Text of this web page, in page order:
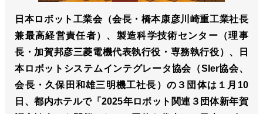
日本ロボット工業会（会長・橋本康彦川崎重工業社長
兼最高経営責任者）、製造科学技術センター（理事
長・加賀邦彦三菱電機代表執行役・専務執行役）、日
本ロボットシステムインテグレータ協会（SIer協会、
会長・久保田和雄三明機工社長）の３団体は１月10
日、都内ホテルで「2025年ロボット関連３団体新年賀